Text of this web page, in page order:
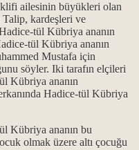
ailesinin büyükleri olan
Talip, kardeşleri ve
tül Kübriya ananın
tül Kübriya ananın
Mustafa için
söyler. Iki tarafın elçileri
Kübriya ananın
Hadice-tül Kübriya
Kübriya ananın bu
olmak üzere altı çocuğu